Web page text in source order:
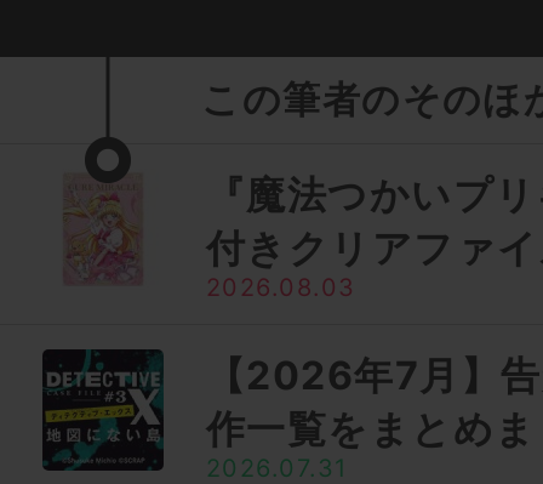
この筆者のそのほ
『魔法つかいプ
付きクリアファ
2026.08.03
【2026年7月】
作一覧をまとめ
2026.07.31